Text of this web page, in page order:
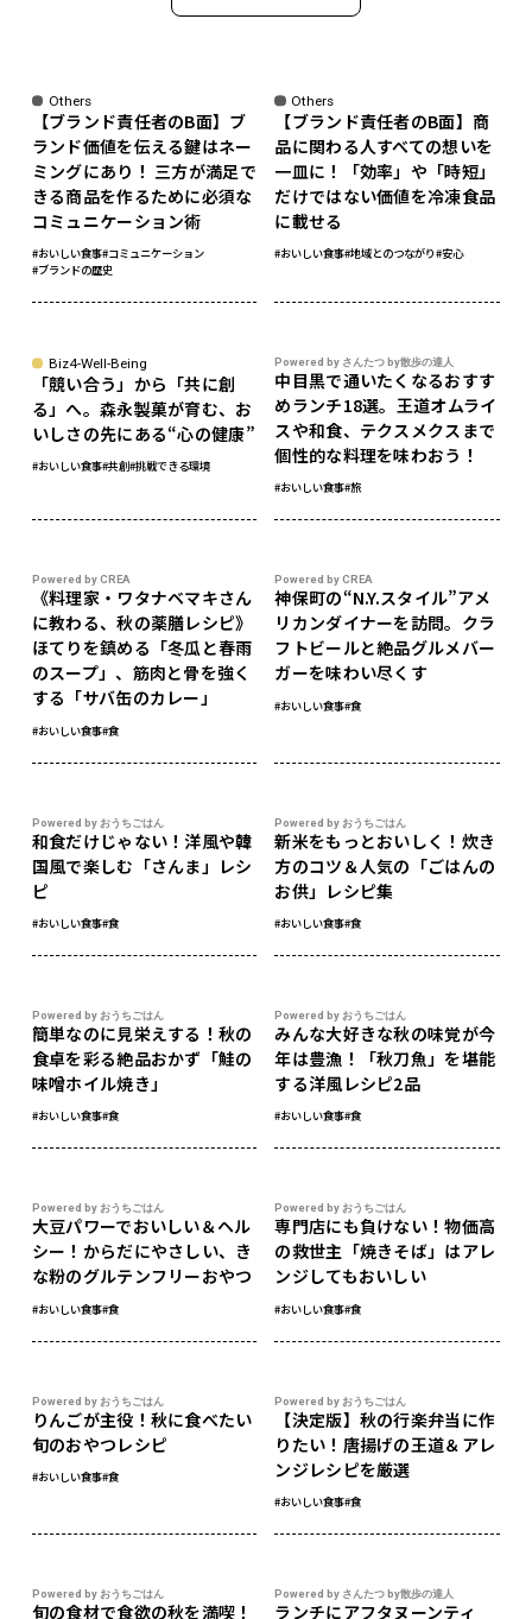
Others
【ブランド責任者のB面】ブ
ランド価値を伝える鍵はネー
ミングにあり！ 三方が満足で
きる商品を作るために必須な
コミュニケーション術
#おいしい食事#コミュニケーション
#ブランドの歴史
Others
【ブランド責任者のB面】商
品に関わる人すべての想いを
一皿に！「効率」や「時短」
だけではない価値を冷凍食品
に載せる
#おいしい食事#地域とのつながり#安心
Biz4-Well-Being
「競い合う」から「共に創
る」へ。森永製菓が育む、お
いしさの先にある“心の健康”
#おいしい食事#共創#挑戦できる環境
Powered by さんたつ by散歩の達人
中目黒で通いたくなるおすす
めランチ18選。王道オムライ
スや和食、テクスメクスまで
個性的な料理を味わおう！
#おいしい食事#旅
Powered by CREA
《料理家・ワタナベマキさん
に教わる、秋の薬膳レシピ》
ほてりを鎮める「冬瓜と春雨
のスープ」、筋肉と骨を強く
する「サバ缶のカレー」
#おいしい食事#食
Powered by CREA
神保町の“N.Y.スタイル”アメ
リカンダイナーを訪問。クラ
フトビールと絶品グルメバー
ガーを味わい尽くす
#おいしい食事#食
Powered by おうちごはん
和食だけじゃない！洋風や韓
国風で楽しむ「さんま」レシ
ピ
#おいしい食事#食
Powered by おうちごはん
新米をもっとおいしく！炊き
方のコツ＆人気の「ごはんの
お供」レシピ集
#おいしい食事#食
Powered by おうちごはん
簡単なのに見栄えする！秋の
食卓を彩る絶品おかず「鮭の
味噌ホイル焼き」
#おいしい食事#食
Powered by おうちごはん
みんな大好きな秋の味覚が今
年は豊漁！「秋刀魚」を堪能
する洋風レシピ2品
#おいしい食事#食
Powered by おうちごはん
大豆パワーでおいしい＆ヘル
シー！からだにやさしい、き
な粉のグルテンフリーおやつ
#おいしい食事#食
Powered by おうちごはん
専門店にも負けない！物価高
の救世主「焼きそば」はアレ
ンジしてもおいしい
#おいしい食事#食
Powered by おうちごはん
りんごが主役！秋に食べたい
旬のおやつレシピ
#おいしい食事#食
Powered by おうちごはん
【決定版】秋の行楽弁当に作
りたい！唐揚げの王道＆アレ
ンジレシピを厳選
#おいしい食事#食
Powered by おうちごはん
旬の食材で食欲の秋を満喫！
Powered by さんたつ by散歩の達人
ランチにアフタヌーンティ